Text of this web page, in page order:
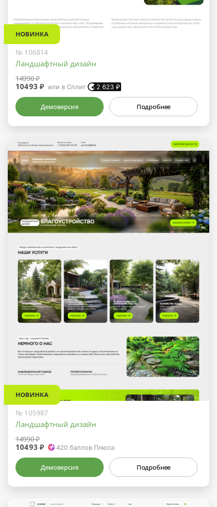
НОВИНКА
№ 106814
Ландшафтный дизайн
14990 ₽
10493 ₽ или в Сплит 2 623 ₽
Демоверсия Подробнее
НОВИНКА
№ 105987
Ландшафтный дизайн
14990 ₽
10493 ₽ 420 баллов Плюса
Демоверсия Подробнее